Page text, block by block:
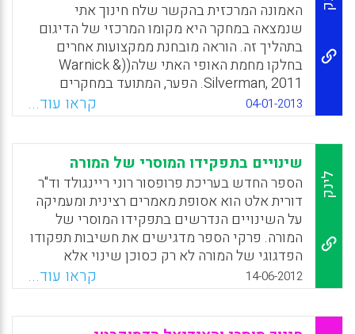
אחת הדרכים לעשות זאת (Sanger, M.N., &
Osguthorpe, R.D).
WhatsApp
Facebook
Email
X
האמונה המרכזית בהקשר שלח חינוך אתי
שנמצאה במחקר היא מקומו המרכזי של הדיגום
בתהליך זה. הוראה מובחנת ממקצועות אחרים
בחלקו מחמת האופי האתי שלה((Warnick &
Silverman, 2011. הפער, המתועד במחקרים
במדינות רבות, בין העובדה שהוראה היא כזו מצד
אחד לבין העדר מובחן של תשומת לב מפורשת
לענייני אתיקה בתוכניות ההכרה מצד שני הוא
העומד בבסיס מחקר זה. היבט נוסף המופנה
למורי-המורים הוא החשיבות של ההכשרה "בצמוד
לצרכים הלימודיים של המתכשרים" ולמקומן של
האמונות שלהם על חינוך מוסרי כחלק מההבנה
של צרכים אלה, תוך מעבר מתפיסת דיגום
כפשוטו(חיקוי) לדיגום קוגניטיבי. למשל: קיום
תצפיות בדיגום משמעותי של שיעור בכיתות
וניתוחו ע"י פירוק היבטי הדיגום; צפייה בפעולות
אליהן ומתן הסברים להתייחסויות אלה(קשר
04-01-2013 קראו עוד...
לינק
שינויים בתפקידו המוסרי של המורה
הספר החדש בעריכת פרופסור רוני ריינגולד וד"ר
דורית אלט הוא אסופת מאמרים רצינית ומעמיקה
על השינויים הנדרשים בתפקידו המוסרי של
המורה. פרקי הספר מדגישים את חשיבות תפקודו
הפדגוגי של המורה לא רק כסוכן שינוי אלא
בראש ובראשונה כסמכות מוסרית בתחומי החינוך
בכלל והחינוך הדמוקרטי בפרט. כותבי המאמרים
דנים בחשיבות הקניית ערכים, חשיבה מוסרית
ויצירת סובלנות ע"י המורים במקביל להקניית
14-06-2012 קראו עוד...